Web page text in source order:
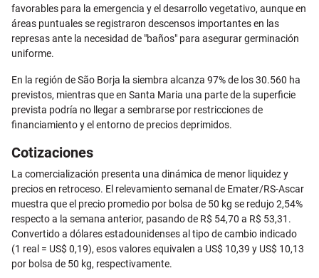
favorables para la emergencia y el desarrollo vegetativo, aunque en
áreas puntuales se registraron descensos importantes en las
represas ante la necesidad de "baños" para asegurar germinación
uniforme.
En la región de São Borja la siembra alcanza 97% de los 30.560 ha
previstos, mientras que en Santa Maria una parte de la superficie
prevista podría no llegar a sembrarse por restricciones de
financiamiento y el entorno de precios deprimidos.
Cotizaciones
La comercialización presenta una dinámica de menor liquidez y
precios en retroceso. El relevamiento semanal de Emater/RS-Ascar
muestra que el precio promedio por bolsa de 50 kg se redujo 2,54%
respecto a la semana anterior, pasando de R$ 54,70 a R$ 53,31.
Convertido a dólares estadounidenses al tipo de cambio indicado
(1 real = US$ 0,19), esos valores equivalen a US$ 10,39 y US$ 10,13
por bolsa de 50 kg, respectivamente.